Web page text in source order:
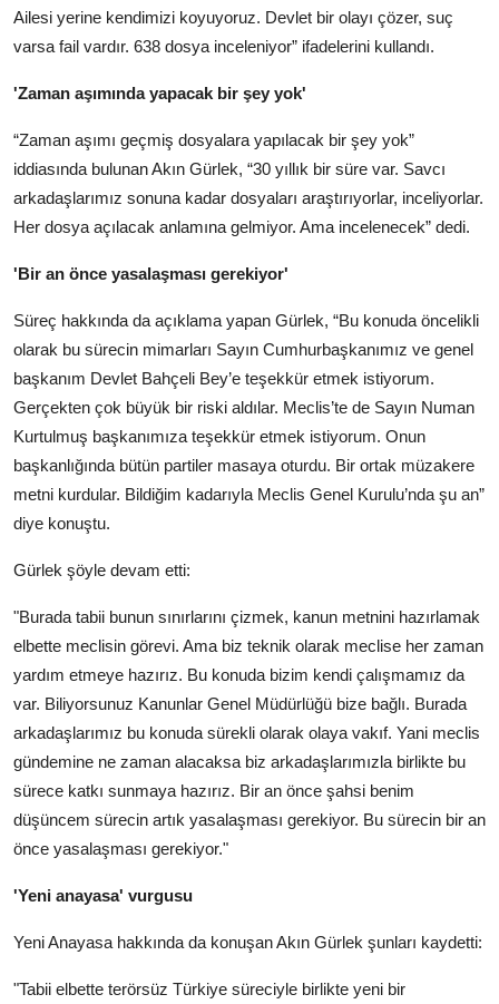
Ailesi yerine kendimizi koyuyoruz. Devlet bir olayı çözer, suç
varsa fail vardır. 638 dosya inceleniyor” ifadelerini kullandı.
'Zaman aşımında yapacak bir şey yok'
“Zaman aşımı geçmiş dosyalara yapılacak bir şey yok”
iddiasında bulunan Akın Gürlek, “30 yıllık bir süre var. Savcı
arkadaşlarımız sonuna kadar dosyaları araştırıyorlar, inceliyorlar.
Her dosya açılacak anlamına gelmiyor. Ama incelenecek” dedi.
'Bir an önce yasalaşması gerekiyor'
Süreç hakkında da açıklama yapan Gürlek, “Bu konuda öncelikli
olarak bu sürecin mimarları Sayın Cumhurbaşkanımız ve genel
başkanım Devlet Bahçeli Bey’e teşekkür etmek istiyorum.
Gerçekten çok büyük bir riski aldılar. Meclis’te de Sayın Numan
Kurtulmuş başkanımıza teşekkür etmek istiyorum. Onun
başkanlığında bütün partiler masaya oturdu. Bir ortak müzakere
metni kurdular. Bildiğim kadarıyla Meclis Genel Kurulu’nda şu an”
diye konuştu.
Gürlek şöyle devam etti:
"Burada tabii bunun sınırlarını çizmek, kanun metnini hazırlamak
elbette meclisin görevi. Ama biz teknik olarak meclise her zaman
yardım etmeye hazırız. Bu konuda bizim kendi çalışmamız da
var. Biliyorsunuz Kanunlar Genel Müdürlüğü bize bağlı. Burada
arkadaşlarımız bu konuda sürekli olarak olaya vakıf. Yani meclis
gündemine ne zaman alacaksa biz arkadaşlarımızla birlikte bu
sürece katkı sunmaya hazırız. Bir an önce şahsi benim
düşüncem sürecin artık yasalaşması gerekiyor. Bu sürecin bir an
önce yasalaşması gerekiyor."
'Yeni anayasa' vurgusu
Yeni Anayasa hakkında da konuşan Akın Gürlek şunları kaydetti:
"Tabii elbette terörsüz Türkiye süreciyle birlikte yeni bir